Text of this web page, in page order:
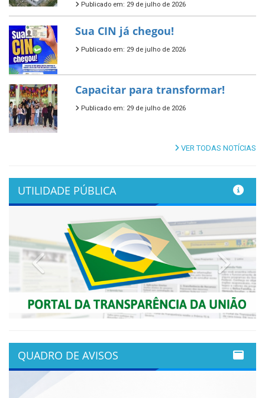
Publicado em: 29 de julho de 2026
Sua CIN já chegou!
Publicado em: 29 de julho de 2026
Capacitar para transformar!
Publicado em: 29 de julho de 2026
VER TODAS NOTÍCIAS
UTILIDADE PÚBLICA
Previous Next
QUADRO DE AVISOS